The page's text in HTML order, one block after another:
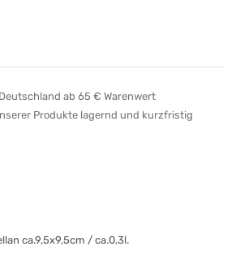
ab 65 € Warenwert
Produkte lagernd und kurzfristig
ca.9,5x9,5cm / ca.0,3l.